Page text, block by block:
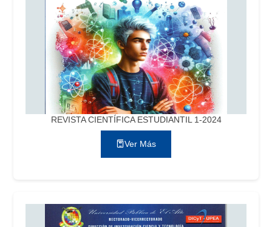
REVISTA CIENTÍFICA ESTUDIANTIL 1-2024
Ver Más